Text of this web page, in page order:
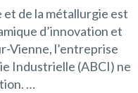
de la métallurgie est
d’innovation et
Vienne, l’entreprise
Industrielle (ABCI) ne
…